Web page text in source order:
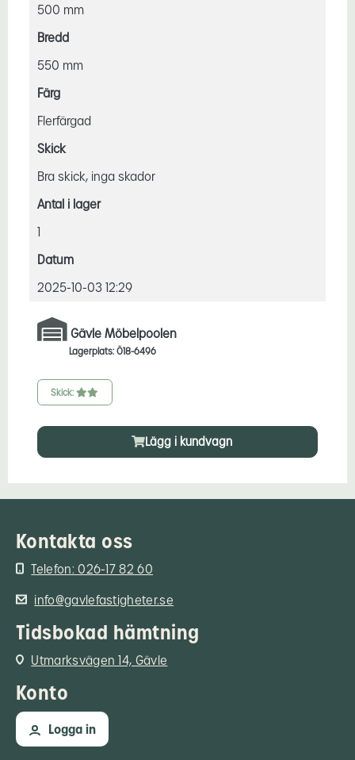
500 mm
Bredd
550 mm
Färg
Flerfärgad
Skick
Bra skick, inga skador
Antal i lager
1
Datum
2025-10-03 12:29
Gävle Möbelpoolen
Lagerplats: Ö18-6496
Skick:
Lägg i kundvagn
Kontakta oss
Telefon: 026-17 82 60
info@gavlefastigheter.se
Tidsbokad hämtning
Utmarksvägen 14, Gävle
Konto
Logga in